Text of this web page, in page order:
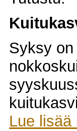
Syksy
Lue